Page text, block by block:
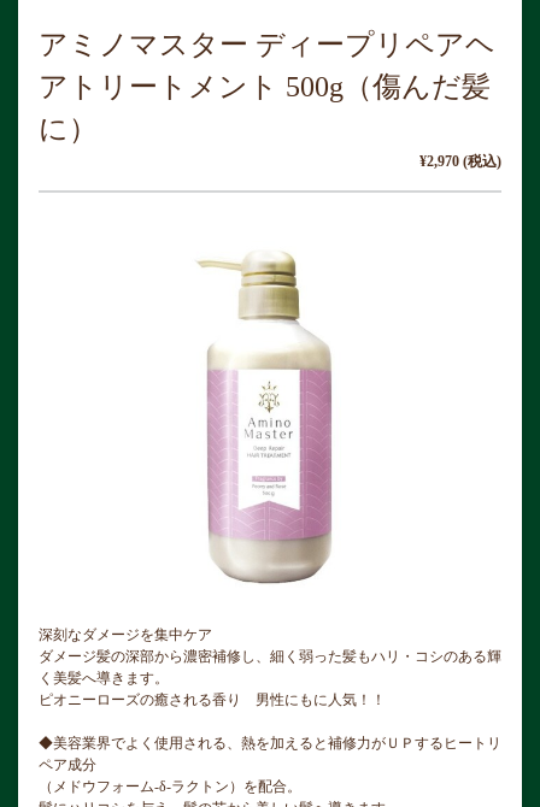
アミノマスター ディープリペアヘ
アトリートメント 500g（傷んだ髪
に）
¥2,970 (税込)
深刻なダメージを集中ケア
ダメージ髪の深部から濃密補修し、細く弱った髪もハリ・コシのある輝
く美髪へ導きます。
ピオニーローズの癒される香り 男性にもに人気！！
◆美容業界でよく使用される、熱を加えると補修力がＵＰするヒートリ
ペア成分
（メドウフォーム-δ-ラクトン）を配合。